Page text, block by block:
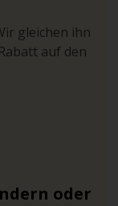
gleichen ihn
auf den
oder